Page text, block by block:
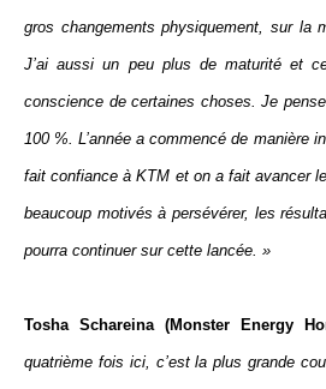
gros changements physiquement, sur la
J’ai aussi un peu plus de maturité et
conscience de certaines choses. Je
100 %. L’année a commencé de manière
fait confiance à KTM et on a fait avancer
beaucoup motivés à persévérer, les
pourra continuer sur cette lancée. »
Tosha Schareina (Monster Energy
quatrième fois ici, c’est la plus grande